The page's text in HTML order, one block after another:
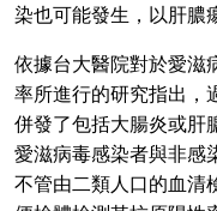
染也可能發生，以肝膿
依據台大醫院對於愛滋
率所進行的研究指出，
併發了包括大腸炎或肝
愛滋病毒感染者與非感
不管由二類人口的血清